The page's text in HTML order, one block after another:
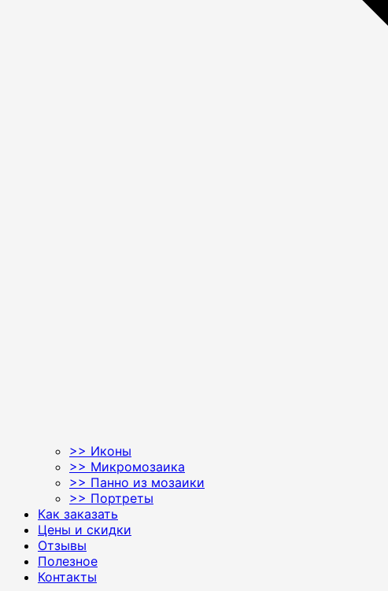
>> Иконы
>> Микромозаика
>> Панно из мозаики
>> Портреты
Как заказать
Цены и скидки
Отзывы
Полезное
Контакты